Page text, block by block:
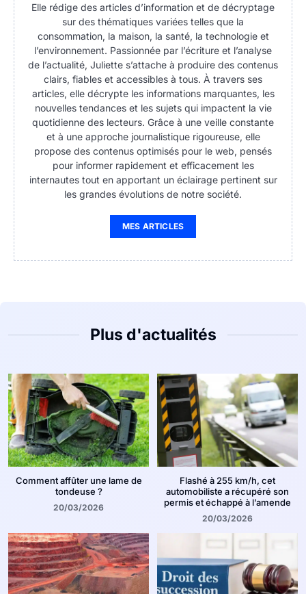
Elle rédige des articles d’information et de décryptage
sur des thématiques variées telles que la
consommation, la maison, la santé, la technologie et
l’environnement. Passionnée par l’écriture et l’analyse
de l’actualité, Juliette s’attache à produire des contenus
clairs, fiables et accessibles à tous. À travers ses
articles, elle décrypte les informations marquantes, les
nouvelles tendances et les sujets qui impactent la vie
quotidienne des lecteurs. Grâce à une veille constante
et à une approche journalistique rigoureuse, elle
propose des contenus optimisés pour le web, pensés
pour informer rapidement et efficacement les
internautes tout en apportant un éclairage pertinent sur
les grandes évolutions de notre société.
MES ARTICLES
Plus d'actualités
Comment affûter une lame de
tondeuse ?
20/03/2026
Flashé à 255 km/h, cet
automobiliste a récupéré son
permis et échappé à l’amende
20/03/2026